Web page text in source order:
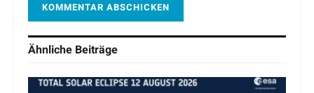
Ähnliche Beiträge